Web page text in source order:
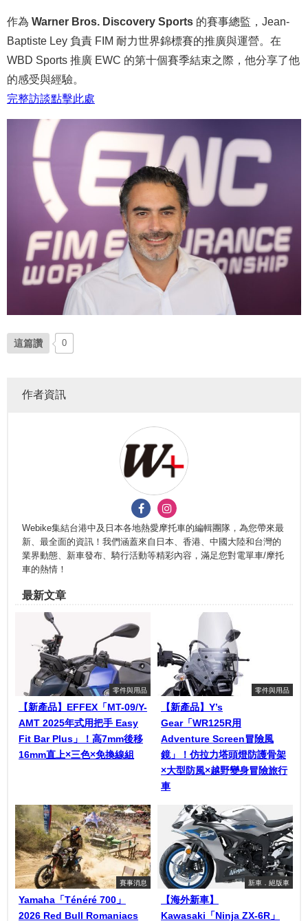
作為 Warner Bros. Discovery Sports 的賽事總監，Jean-
Baptiste Ley 負責 FIM 耐力世界錦標賽的推廣與運營。在
WBD Sports 推廣 EWC 的第十個賽季結束之際，他分享了他
的感受與經驗。
完整訪談點擊此處
這篇讚 0
作者資訊
Webike集結台港中及日本各地熱愛摩托車的編輯團隊，為您帶來最
新、最全面的資訊！我們涵蓋來自日本、香港、中國大陸和台灣的
業界動態、新車發布、騎行活動等精彩內容，滿足您對電單車/摩托
車的熱情！
最新文章
零件與用品
【新產品】EFFEX「MT-09/Y-
AMT 2025年式用把手 Easy
Fit Bar Plus」！高7mm後移
16mm直上×三色×免換線組
零件與用品
【新產品】Y’s
Gear「WR125R用
Adventure Screen冒險風
鏡」！仿拉力塔頭燈防護骨架
×大型防風×越野變身冒險旅行
車
賽事消息
Yamaha「Ténéré 700」
2026 Red Bull Romaniacs
新車．絕版車
【海外新車】
Kawasaki「Ninja ZX-6R」